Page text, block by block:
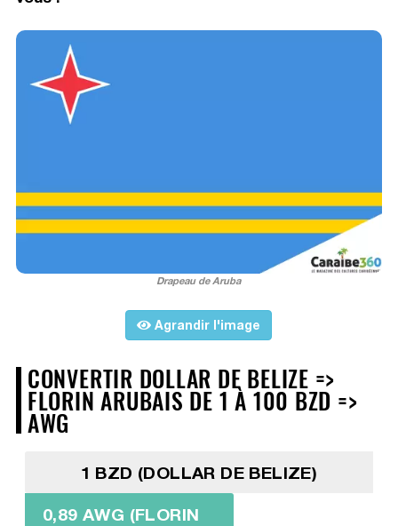
Drapeau de Aruba
Agrandir l'image
CONVERTIR DOLLAR DE BELIZE =>
FLORIN ARUBAIS DE 1 À 100 BZD =>
AWG
1 BZD (DOLLAR DE BELIZE)
0,89 AWG (FLORIN